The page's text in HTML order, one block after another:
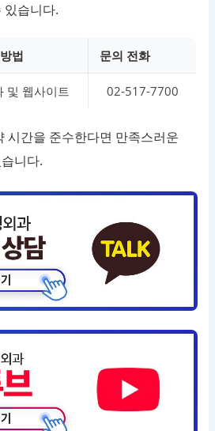
있습니다.
법 문의 전화
및 웹사이트 02-517-7700
시간을 준수한다면 만족스러운
니다.